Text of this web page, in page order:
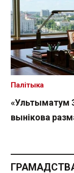
«Ультыматум
вынікова
Палітыка